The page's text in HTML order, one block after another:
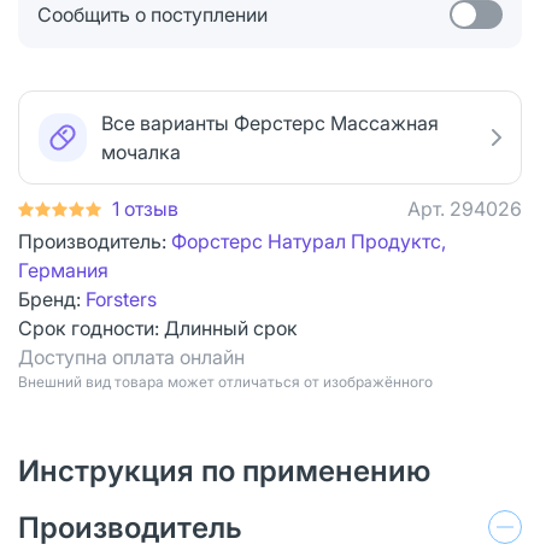
Сообщить о поступлении
Все варианты Ферстерс Массажная
мочалка
1 отзыв Арт. 294026
Производитель: Форстерс Натурал Продуктс,
Германия
Бренд: Forsters
Срок годности: Длинный срок
Доступна оплата онлайн
Bнешний вид товара может отличаться от изображённого
Инструкция по применению
Производитель